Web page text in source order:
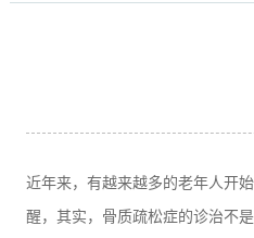
近年来，有越来越多的老年人开
醒， 其实，骨质疏松症的诊治不